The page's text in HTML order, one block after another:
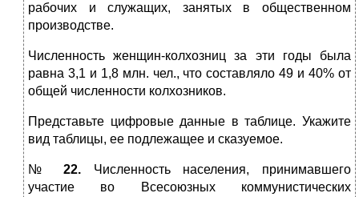
рабочих и служащих, занятых в общественном
производстве.
Численность женщин-колхозниц за эти годы была
равна 3,1 и 1,8 млн. чел., что составляло 49 и 40% от
общей численности колхозников.
Представьте цифровые данные в таблице. Укажите
вид таблицы, ее подлежащее и сказуемое.
№22. Численность населения, принимавшего
участие во Всесоюзных коммунистических